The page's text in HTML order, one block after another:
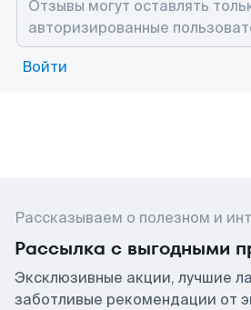
Войти
Рассказываем о полезном и
Рассылка с выгодными
Эксклюзивные акции, лучшие
заботливые рекомендации от